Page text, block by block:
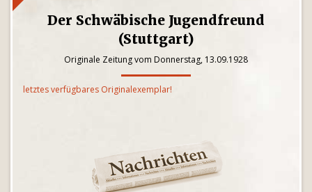
Der Schwäbische Jugendfreund
(Stuttgart)
Originale Zeitung vom Donnerstag, 13.09.1928
letztes verfügbares Originalexemplar!